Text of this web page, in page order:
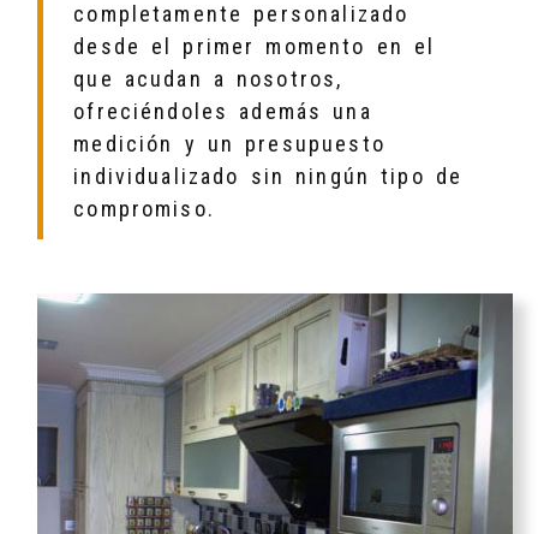
completamente personalizado
desde el primer momento en el
que acudan a nosotros,
ofreciéndoles además una
medición y un presupuesto
individualizado sin ningún tipo de
compromiso.